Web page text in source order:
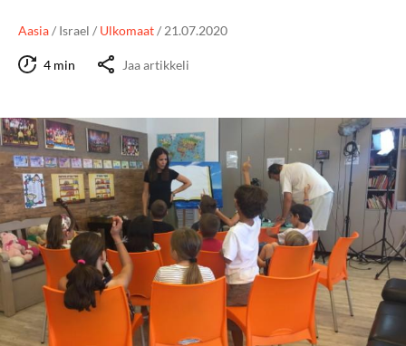
Aasia/ Israel / Ulkomaat/ 21.07.2020
4 min Jaa artikkeli